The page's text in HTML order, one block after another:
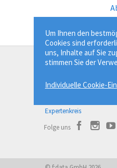
Bauwissen besser finden.
Expertenkreis
Folge uns
Um Ihnen den
Cookies sind
uns, Inhalte auf Sie
stimmen Sie der
Individuelle Cookie-